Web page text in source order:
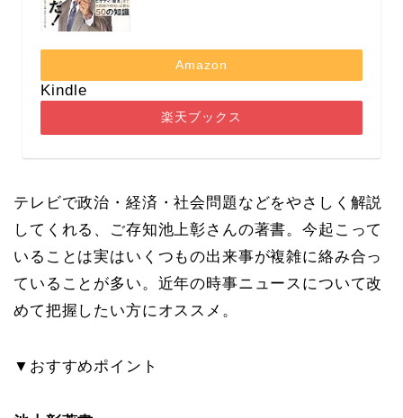
Amazon
Kindle
楽天ブックス
テレビで政治・経済・社会問題などをやさしく解説
してくれる、ご存知池上彰さんの著書。今起こって
いることは実はいくつもの出来事が複雑に絡み合っ
ていることが多い。近年の時事ニュースについて改
めて把握したい方にオススメ。
▼おすすめポイント